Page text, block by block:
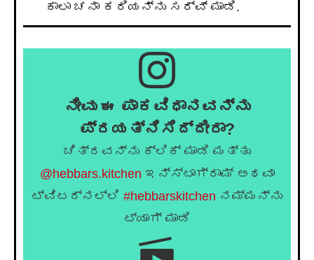
ಕಾಲಾ ಚನಾ ಕರಿಯನ್ನು ಸರ್ವ್ ಮಾಡಿ.
ನೀವು ಈ ಪಾಕವಿಧಾನವನ್ನು
ಪ್ರಯತ್ನಿಸಿದ್ದೀರಾ?
ಚಿತ್ರವನ್ನು ಕ್ಲಿಕ್ ಮಾಡಿ ಮತ್ತು
@hebbars.kitchen ಇನ್ಸ್ಟಾಗ್ರಾಮ್ ಅಥವಾ
ಟ್ವಿಟರ್‌ನಲ್ಲಿ #hebbarskitchen ನಮ್ಮನ್ನು
ಟ್ಯಾಗ್ ಮಾಡಿ